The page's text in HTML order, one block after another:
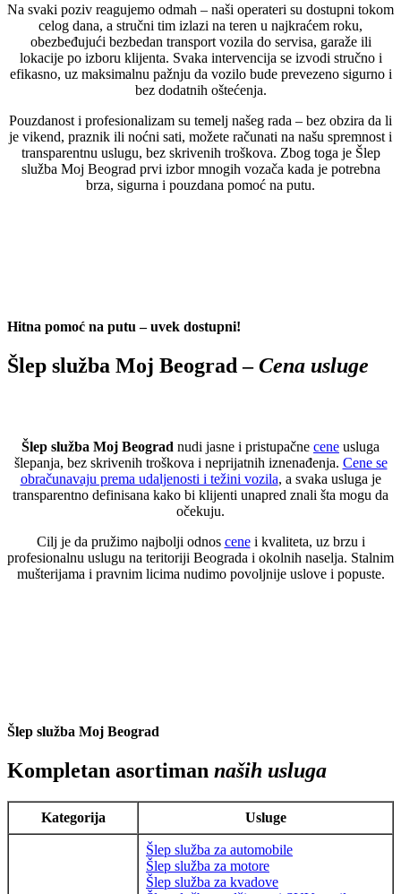
Na svaki poziv reagujemo odmah – naši operateri su dostupni tokom
celog dana, a stručni tim izlazi na teren u najkraćem roku,
obezbeđujući bezbedan transport vozila do servisa, garaže ili
lokacije po izboru klijenta. Svaka intervencija se izvodi stručno i
efikasno, uz maksimalnu pažnju da vozilo bude prevezeno sigurno i
bez dodatnih oštećenja.
Pouzdanost i profesionalizam su temelj našeg rada – bez obzira da li
je vikend, praznik ili noćni sati, možete računati na našu spremnost i
transparentnu uslugu, bez skrivenih troškova. Zbog toga je Šlep
služba Moj Beograd prvi izbor mnogih vozača kada je potrebna
brza, sigurna i pouzdana pomoć na putu.
Hitna pomoć na putu – uvek dostupni!
Šlep služba Moj Beograd –Cena usluge
Šlep služba Moj Beograd nudi jasne i pristupačne cene usluga
šlepanja, bez skrivenih troškova i neprijatnih iznenađenja. Cene se
obračunavaju prema udaljenosti i težini vozila, a svaka usluga je
transparentno definisana kako bi klijenti unapred znali šta mogu da
očekuju.
Cilj je da pružimo najbolji odnos cenei kvaliteta, uz brzu i
profesionalnu uslugu na teritoriji Beograda i okolnih naselja. Stalnim
mušterijama i pravnim licima nudimo povoljnije uslove i popuste.
Šlep služba Moj Beograd
Kompletan asortiman naših usluga
Kategorija Usluge
Šlep služba za automobile
Šlep služba za motore
Šlep služba za kvadove